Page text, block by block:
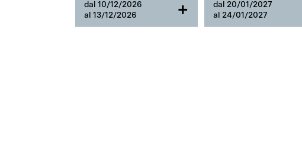
dal 10/12/2026
al 13/12/2026
+
dal 20/01/2027
al 24/01/2027